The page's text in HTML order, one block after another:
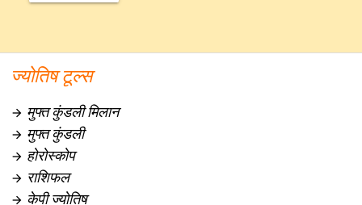
ज्योतिष टूल्स
 मुफ्त कुंडली मिलान
 मुफ्त कुंडली
 होरोस्कोप
 राशिफल
 केपी ज्योतिष